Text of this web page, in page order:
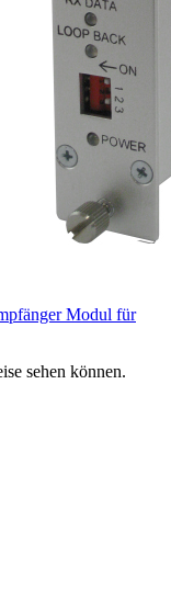
Modul für
sehen können.